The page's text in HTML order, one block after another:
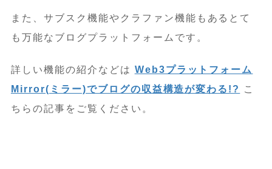
また、サブスク機能やクラファン機能もあるとて
も万能なブログプラットフォームです。
詳しい機能の紹介などは Web3プラットフォーム
Mirror(ミラー)でブログの収益構造が変わる!?
こ
ちらの記事をご覧ください。